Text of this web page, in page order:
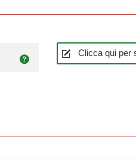
Clicca qui per